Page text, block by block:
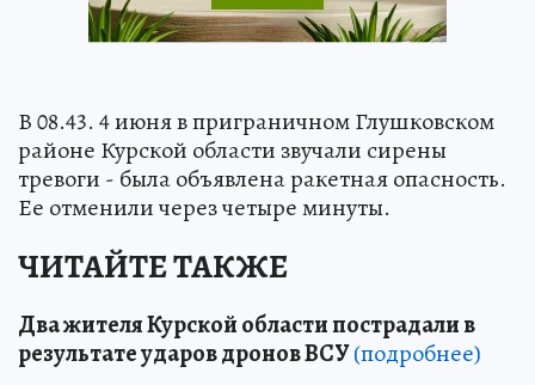
В 08.43. 4 июня в приграничном Глушковском
районе Курской области звучали сирены
тревоги - была объявлена ракетная опасность.
Ее отменили через четыре минуты.
ЧИТАЙТЕ ТАКЖЕ
Два жителя Курской области пострадали в
результате ударов дронов ВСУ(подробнее)